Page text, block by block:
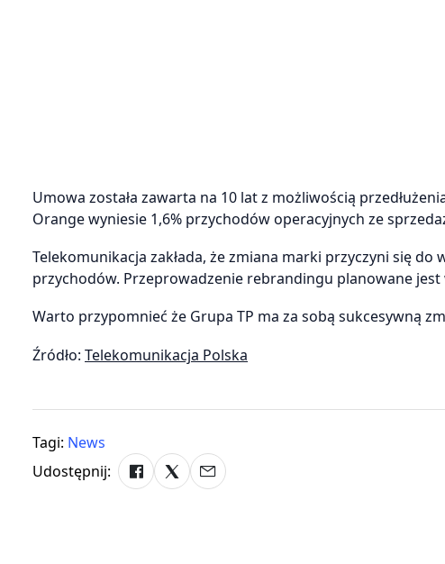
Umowa została zawarta na 10 lat z możliwością
Orange wyniesie 1,6% przychodów operacyjnych ze
Telekomunikacja zakłada, że zmiana marki przyczyni się
przychodów. Przeprowadzenie rebrandingu planowane jest
Warto przypomnieć że Grupa TP ma za sobą sukcesywną
Źródło: Telekomunikacja Polska
Tagi: News
Udostępnij: